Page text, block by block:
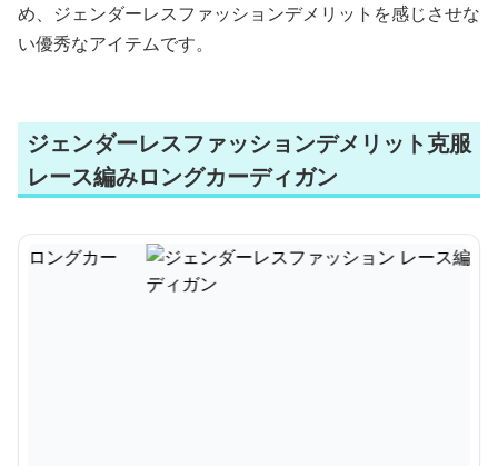
め、ジェンダーレスファッションデメリットを感じさせな
い優秀なアイテムです。
ジェンダーレスファッションデメリット克服
レース編みロングカーディガン